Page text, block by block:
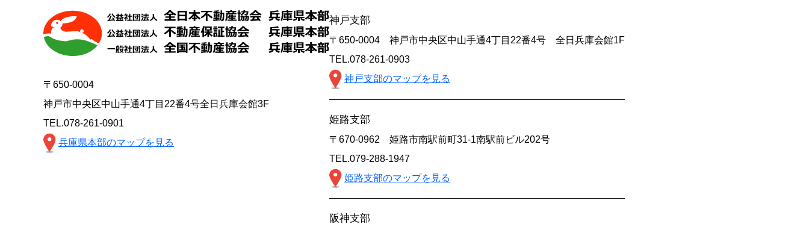
〒650-0004
神戸市中央区中山手通4丁目22番4号全日兵庫会館3F
TEL.078-261-0901
兵庫県本部のマップを見る
神戸支部
〒650-0004 神戸市中央区中山手通4丁目22番4号 全日兵庫会館1F
TEL.078-261-0903
神戸支部のマップを見る
姫路支部
〒670-0962 姫路市南駅前町31-1南駅前ビル202号
TEL.079-288-1947
姫路支部のマップを見る
阪神支部